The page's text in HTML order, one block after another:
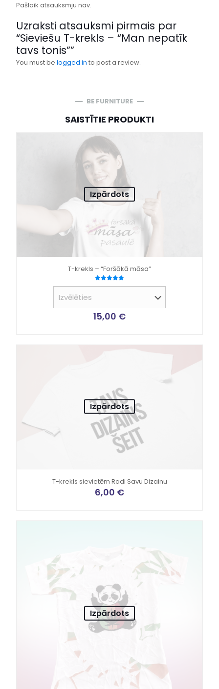
Pašlaik atsauksmju nav.
Uzraksti atsauksmi pirmais par
“Sieviešu T-krekls – “Man nepatīk
tavs tonis””
You must be logged in to post a review.
BE FURNITURE
SAISTĪTIE PRODUKTI
Izpārdots
T-krekls – “Foršākā māsa”
Novērtēts
15,00 €
Izpārdots
T-krekls sievietēm Radi Savu Dizainu
6,00 €
Izpārdots